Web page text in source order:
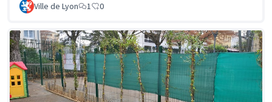
Ville de Lyon 1 0